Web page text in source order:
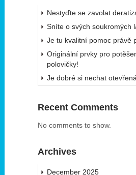
Nestyďte se zavolat
Sníte o svých soukromých
Je tu kvalitní pomoc právě
Originální prvky pro
polovičky!
Je dobré si nechat
Recent Comments
No comments to show.
Archives
December 2025